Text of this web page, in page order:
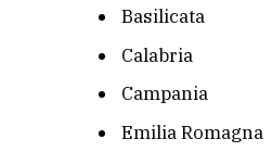
Basilicata
Calabria
Campania
Emilia Romagna